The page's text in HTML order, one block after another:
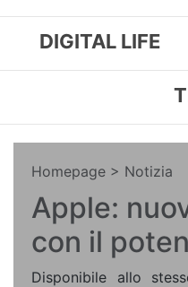
DIGITAL LIFE
Homepage > Notizia
Apple:
con il
Disponibile allo